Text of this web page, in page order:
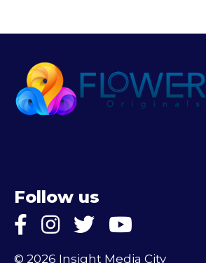
Follow us
© 2026 Insight Media City